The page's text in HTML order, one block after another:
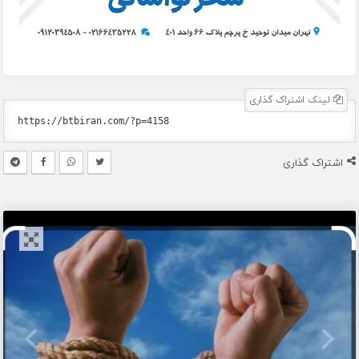
لینک اشتراک گذاری
اشتراک گذاری